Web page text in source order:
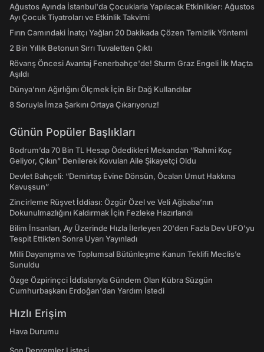
Ağustos Ayında İstanbul'da Çocuklarla Yapılacak Etkinlikler: Ağustos
Ayı Çocuk Tiyatroları ve Etkinlik Takvimi
Fırın Camındaki İnatçı Yağları 20 Dakikada Çözen Temizlik Yöntemi
2 Bin Yıllık Betonun Sırrı Tuvaletten Çıktı
Rövanş Öncesi Avantaj Fenerbahçe'de! Sturm Graz Engeli İlk Maçta
Aşıldı
Dünya’nın Ağırlığını Ölçmek İçin Bir Dağ Kullandılar
8 Soruyla İmza Şarkını Ortaya Çıkarıyoruz!
Günün Popüler Başlıkları
Bodrum’da 70 Bin TL Hesap Ödedikleri Mekandan “Rahmi Koç
Geliyor, Çıkın” Denilerek Kovulan Aile Şikayetçi Oldu
Devlet Bahçeli: “Demirtaş Evine Dönsün, Öcalan Umut Hakkına
Kavuşsun”
Zincirleme Rüşvet İddiası: Özgür Özel ve Veli Ağbaba’nın
Dokunulmazlığını Kaldırmak İçin Fezleke Hazırlandı
Bilim İnsanları, Ay Üzerinde Hızla İlerleyen 20'den Fazla Dev UFO'yu
Tespit Ettikten Sonra Uyarı Yayınladı
Milli Dayanışma ve Toplumsal Bütünleşme Kanun Teklifi Meclis’e
Sunuldu
Özge Özpirinçci İddialarıyla Gündem Olan Kübra Süzgün
Cumhurbaşkanı Erdoğan'dan Yardım İstedi
Hızlı Erişim
Hava Durumu